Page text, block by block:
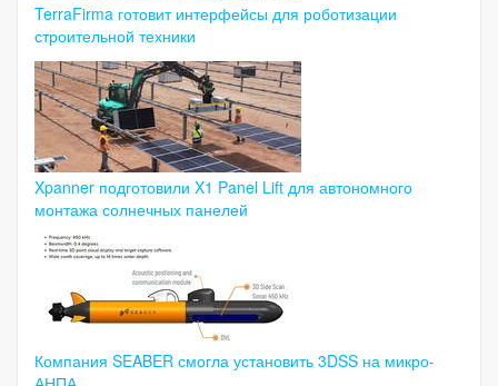
TerraFirma готовит интерфейсы для роботизации
строительной техники
Xpanner подготовили X1 Panel Lift для автономного
монтажа солнечных панелей
Компания SEABER смогла установить 3DSS на микро-